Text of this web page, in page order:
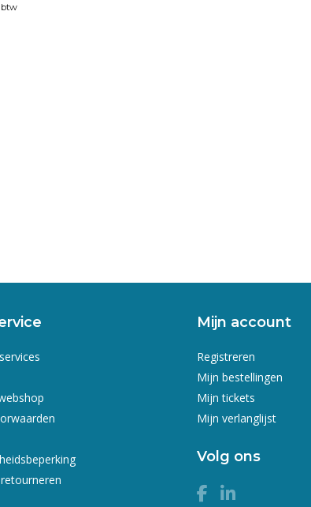
btw
Mijn account
Registreren
Mijn bestellingen
Mijn tickets
Mijn verlanglijst
Volg ons